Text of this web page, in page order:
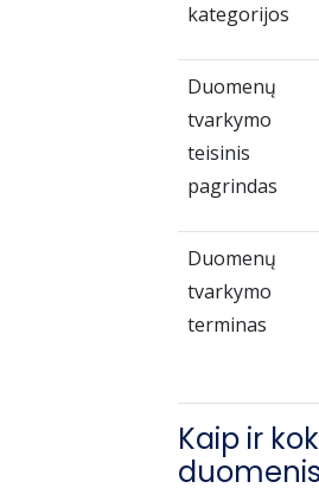
kategorijos
Duomenų
tvarkymo
teisinis
pagrindas
Duomenų
tvarkymo
terminas
Kaip ir